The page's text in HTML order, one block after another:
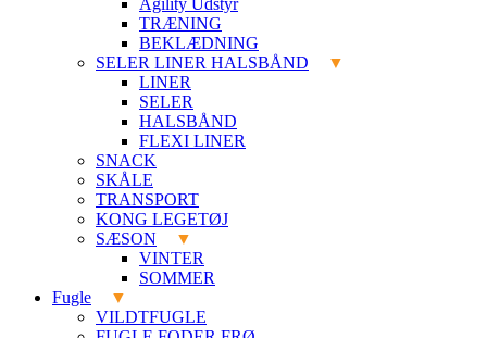
Agility Udstyr
TRÆNING
BEKLÆDNING
SELER LINER HALSBÅND
LINER
SELER
HALSBÅND
FLEXI LINER
SNACK
SKÅLE
TRANSPORT
KONG LEGETØJ
SÆSON
VINTER
SOMMER
Fugle
VILDTFUGLE